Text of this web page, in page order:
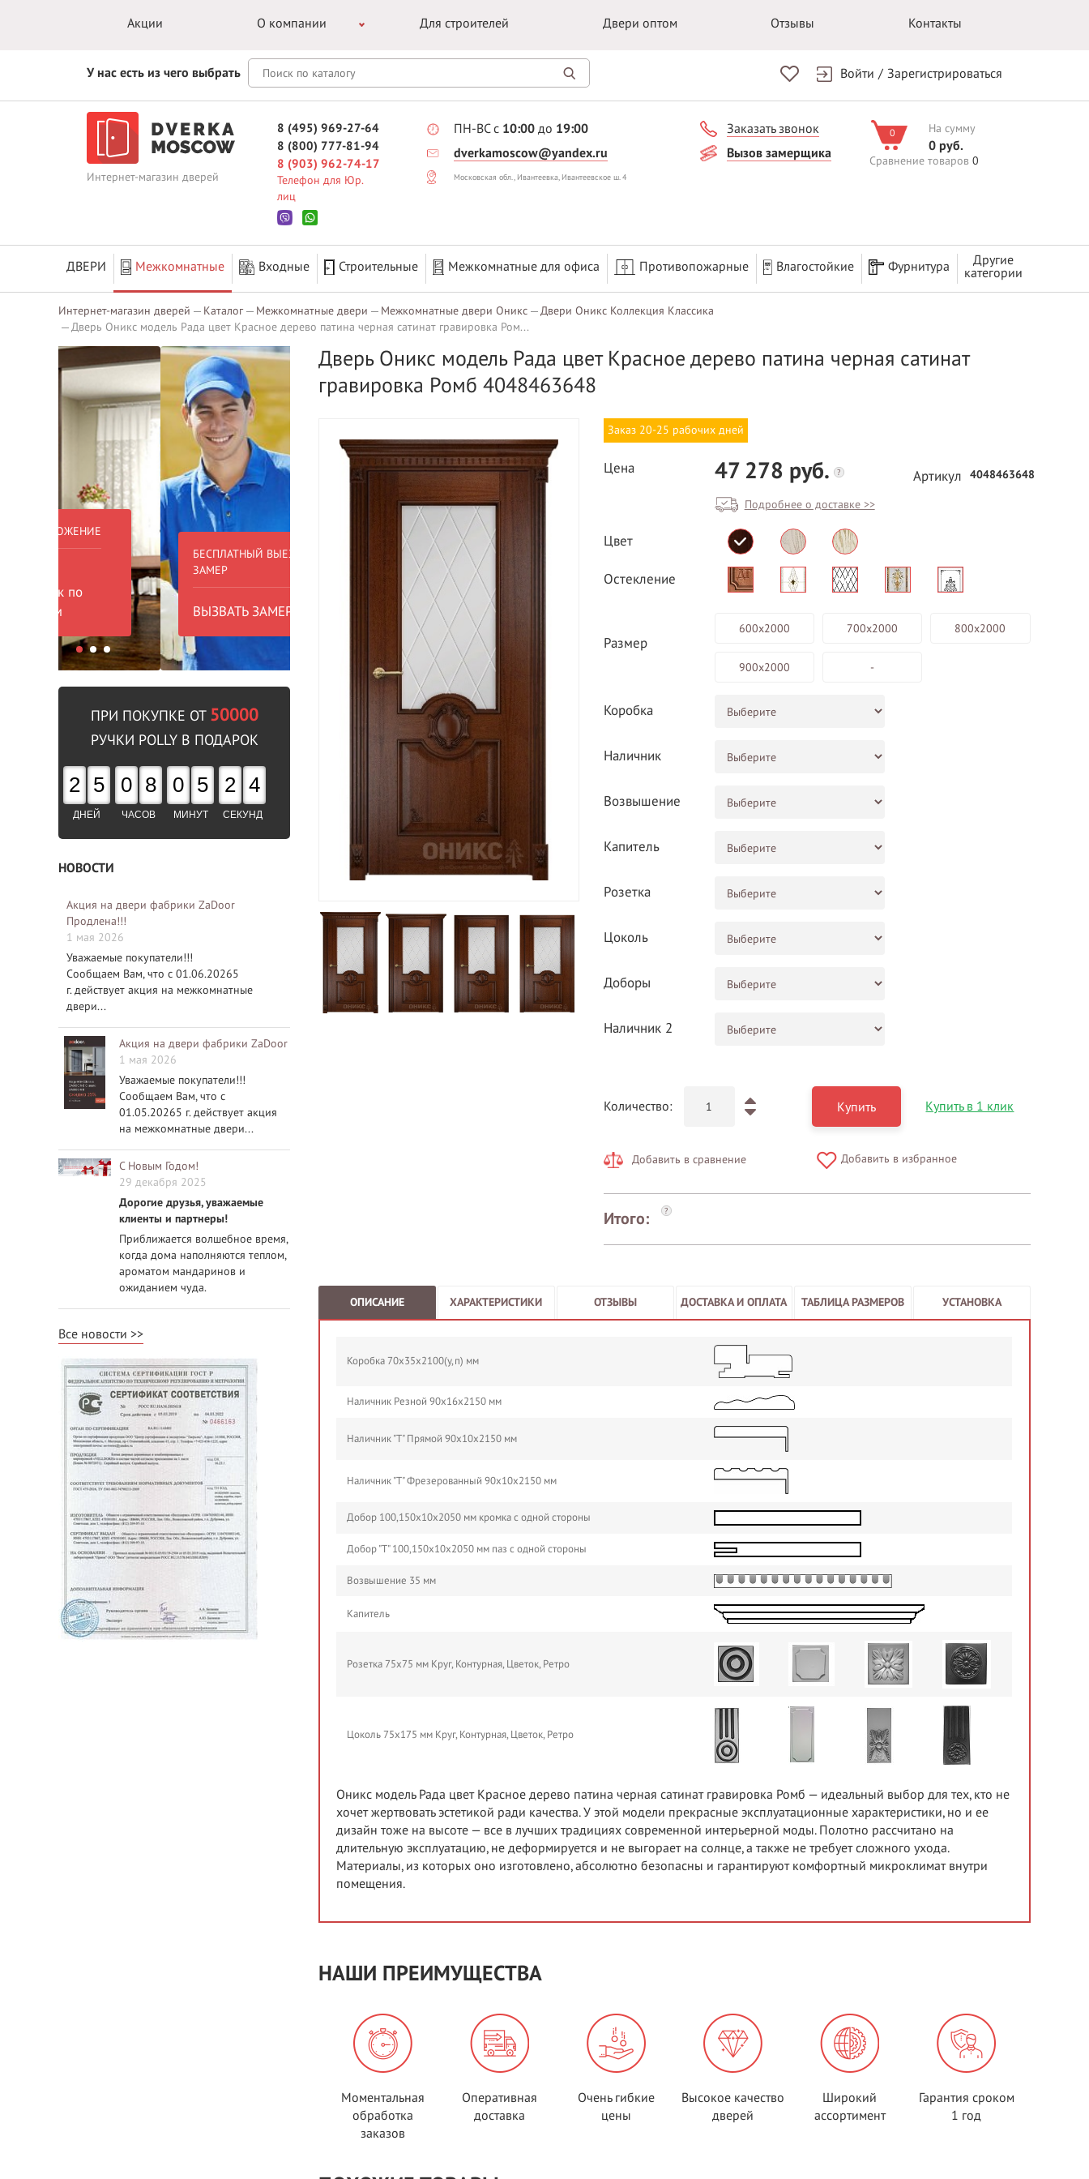
Акции О компании Для строителей Двери оптом Отзывы Контакты
У нас есть из чего выбрать Войти / Зарегистрироваться
Интернет-магазин дверей
8 (495) 969-27-64
8 (800) 777-81-94
8 (903) 962-74-17
Телефон для Юр.
лиц
ПН-ВС с 10:00 до 19:00
dverkamoscow@yandex.ru
Московская обл., Ивантеевка, Ивантеевское ш. 4
Заказать звонок
Вызов замерщика
0 На сумму
0 руб.
Сравнение товаров 0
ДВЕРИ Межкомнатные Входные Строительные Межкомнатные для офиса Противопожарные Влагостойкие Фурнитура
Другие
категории
Интернет-магазин дверей Каталог Межкомнатные двери Межкомнатные двери Оникс
Двери Оникс Коллекция Классика
Дверь Оникс модель Рада цвет Красное дерево патина черная сатинат гравировка Ром...
БЕСПЛАТНЫЙ ВЫЕЗД НА
ВЫЗВАТЬ ЗАМЕРЩИКА
БЕСПЛАТНАЯ ДОСТАВКА ОТ 40
В пределах МКАД
Двери фабрики
БЕСПЛАТНЫЙ ВЫЕЗД НА
ЗАМЕР
ПРИ ПОКУПКЕ ОТ 50000
РУЧКИ POLLY В ПОДАРОК
2 5
ДНЕЙ
0 8
ЧАСОВ
0 5
МИНУТ
2 3
СЕКУНД
НОВОСТИ
Акция на двери фабрики ZaDoor
Продлена!!!
1 мая 2026
Уважаемые покупатели!!!
Сообщаем Вам, что с 01.06.20265
г. действует акция на межкомнатные
двери...
Акция на двери фабрики ZaDoor
1 мая 2026
Уважаемые покупатели!!!
Сообщаем Вам, что с
01.05.20265 г. действует акция
на межкомнатные двери...
С Новым Годом!
29 декабря 2025
Дорогие друзья, уважаемые
клиенты и партнеры!
Приближается волшебное время,
когда дома наполняются теплом,
ароматом мандаринов и
ожиданием чуда.
Все новости
Дверь Оникс модель Рада цвет Красное дерево патина черная сатинат
гравировка Ромб 4048463648
Заказ 20-25 рабочих дней
Цена 47 278 руб. ?
Подробнее о доставке >>
Артикул 4048463648
Цвет
Остекление
Размер
600х2000 700х2000 800х2000
900х2000 -
Коробка
Наличник
Возвышение
Капитель
Розетка
Цоколь
Доборы
Наличник 2
Количество: Купить Купить в 1 клик
Добавить в сравнение Добавить в избранное
Итого: ?
ОПИСАНИЕ ХАРАКТЕРИСТИКИ ОТЗЫВЫ ДОСТАВКА И ОПЛАТА ТАБЛИЦА РАЗМЕРОВ УСТАНОВКА
Коробка 70х35х2100(у,п) мм
Наличник Резной 90х16х2150 мм
Наличник "Т" Прямой 90х10х2150 мм
Наличник "Т" Фрезерованный 90х10х2150 мм
Добор 100,150х10х2050 мм кромка с одной стороны
Добор "Т" 100,150х10х2050 мм паз с одной стороны
Возвышение 35 мм
Капитель
Розетка 75х75 мм Круг, Контурная, Цветок, Ретро
Цоколь 75х175 мм Круг, Контурная, Цветок, Ретро
Оникс модель Рада цвет Красное дерево патина черная сатинат гравировка Ромб — идеальный выбор для тех, кто не
хочет жертвовать эстетикой ради качества. У этой модели прекрасные эксплуатационные характеристики, но и ее
дизайн тоже на высоте — все в лучших традициях современной интерьерной моды. Полотно рассчитано на
длительную эксплуатацию, не деформируется и не выгорает на солнце, а также не требует сложного ухода.
Материалы, из которых оно изготовлено, абсолютно безопасны и гарантируют комфортный микроклимат внутри
помещения.
НАШИ ПРЕИМУЩЕСТВА
Моментальная
обработка
заказов
Оперативная
доставка
Очень гибкие
цены
Высокое качество
дверей
Широкий
ассортимент
Гарантия сроком
1 год